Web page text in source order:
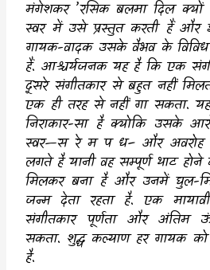
मंगेशकर ’रसिक बलमा दिल क्यों
स्वर में उसे प्रस्तुत करती हैं
गायक-वादक उसके वैभव के
हैं. आश्चर्यजनक यह है कि एक
दूसरे संगीतकार से बहुत नहीं
एक ही तरह से नहीं गा सकता.
निराकार-सा है क्योकि उसके
स्वर—स रे म प ध– और अवरोह
लगते है यानी वह सम्पूर्ण थाट
मिलकर बना है और उनमें घुल-
जन्म देता रहता है. एक
संगीतकार पूर्णता और अंतिम
सकता. शुद्ध कल्याण हर गायक
है.